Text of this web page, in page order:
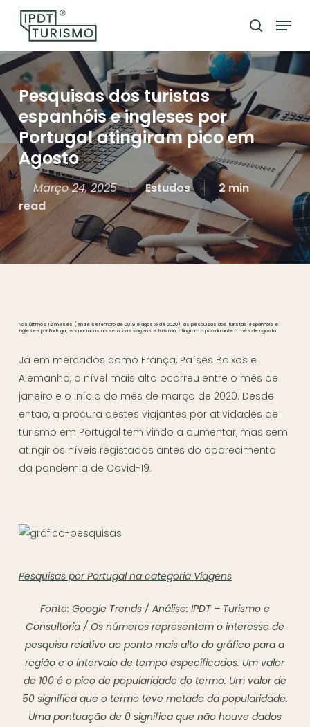
content
search
Menu
Pesquisas dos turistas
espanhóis e ingleses por
Portugal atingiram pico em
Agosto
Março 24, 2025 Estudos
2 min
read
Nos últimos 12 meses (entre setembro de 2019 e agosto de 2020), as pesquisas dos turistas espanhóis e
ingleses por Portugal, enquadradas no setor das viagens e turismo, atingiram o pico durante o mês de agosto.
Já em mercados como França, Países Baixos e
Alemanha, o nível mais alto ocorreu entre o mês de
janeiro e o início do mês de março de 2020. Desde
então, a procura destes viajantes por atividades de
turismo em Portugal tem vindo a aumentar, mas sem
atingir os níveis registados antes do aparecimento
da pandemia de Covid-19.
Pesquisas por Portugal na categoria Viagens
Fonte: Google Trends / Análise: IPDT – Turismo e
Consultoria / Os números representam o interesse de
pesquisa relativo ao ponto mais alto do gráfico para a
região e o intervalo de tempo especificados. Um valor
de 100 é o pico de popularidade do termo. Um valor de
50 significa que o termo teve metade da popularidade.
Uma pontuação de 0 significa que não houve dados
Menu